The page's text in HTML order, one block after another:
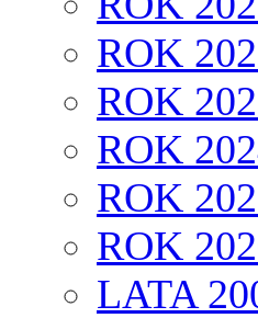
ROK
ROK
ROK
ROK
ROK
LATA